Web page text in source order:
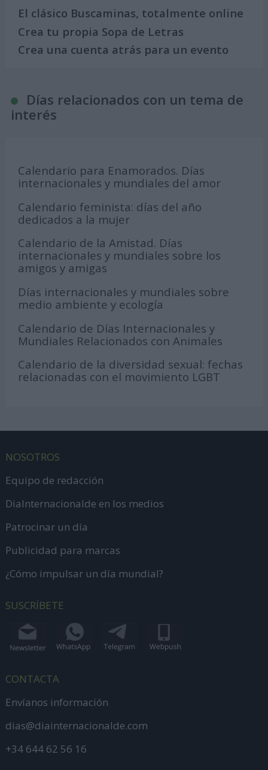
El clásico Buscaminas, totalmente online
Crea tu propia Sopa de Letras
Crea una cuenta atrás para un evento
Días relacionados con un tema de
interés
Calendario para Enamorados. Días
internacionales y mundiales del amor
Calendario feminista: días del año
dedicados a la mujer
Calendario de la Amistad. Días
internacionales y mundiales sobre los
amigos y amigas
Días internacionales y mundiales sobre
medio ambiente y ecología
Calendario de Días Internacionales y
Mundiales Relacionados con Animales
Calendario de la diversidad sexual: fechas
relacionadas con el movimiento LGBT
NOSOTROS
Equipo de redacción
DiaInternacionalde en los medios
Patrocinar un día
Publicidad para marcas
¿Cómo impulsar un día mundial?
SUSCRÍBETE
CONTACTA
Envíanos información
dias@diainternacionalde.com
+34 644 62 56 16